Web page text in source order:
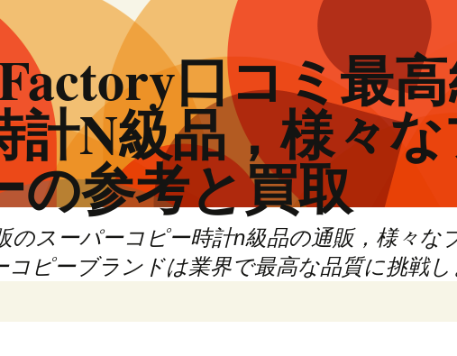
口コミ最
計N級品，様々
の参考と買取
のスーパーコピー時計n級品の通販，様々な
コピーブランドは業界で最高な品質に挑戦し